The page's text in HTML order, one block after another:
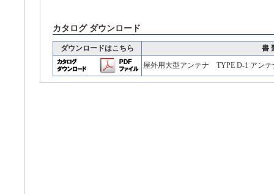
カタログ ダウンロード
ダウンロードはこちら
書
屋外用大型アンテナ TYPE D-1 アンテ